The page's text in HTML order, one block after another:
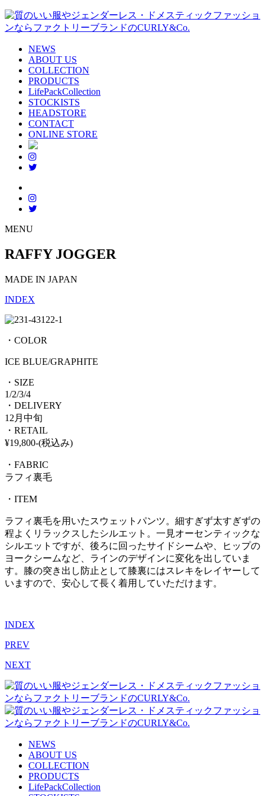
NEWS
ABOUT US
COLLECTION
PRODUCTS
LifePackCollection
STOCKISTS
HEADSTORE
CONTACT
ONLINE STORE
MENU
RAFFY JOGGER
MADE IN JAPAN
INDEX
・COLOR
ICE BLUE/GRAPHITE
・SIZE
1/2/3/4
・DELIVERY
12月中旬
・RETAIL
¥19,800-(税込み)
・FABRIC
ラフィ裏毛
・ITEM
ラフィ裏毛を用いたスウェットパンツ。細すぎず太すぎずの
程よくリラックスしたシルエット。一見オーセンティックな
シルエットですが、後ろに回ったサイドシームや、ヒップの
ヨークシームなど、ラインのデザインに変化を出していま
す。膝の突き出し防止として膝裏にはスレキをレイヤーして
いますので、安心して長く着用していただけます。
INDEX
PREV
NEXT
NEWS
ABOUT US
COLLECTION
PRODUCTS
LifePackCollection